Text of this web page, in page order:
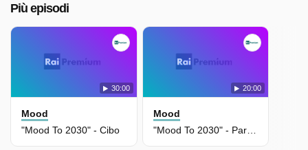
Più episodi
30:00
Mood
"Mood To 2030" - Cibo
20:00
Mood
"Mood To 2030" - Parità Di Genere - 09/12/2021